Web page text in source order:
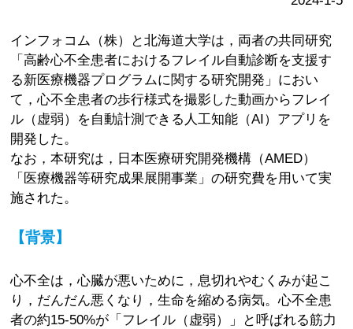
インフォコム（株）と北海道大学は，両者の共同研究
「高齢心不全患者におけるフレイル自動診断を支援す
る新医療機器プログラムに関する研究開発」におい
て，心不全患者の歩行様式を撮影した動画からフレイ
ル（虚弱）を自動計測できる人工知能（AI）アプリを
開発した。
なお，本研究は，日本医療研究開発機構（AMED）
「医療機器等研究成果展開事業」の研究費を用いて実
施された。
【背景】
心不全は，心臓が悪いために，息切れやむくみが起こ
り，だんだん悪くなり，生命を縮める病気。心不全患
者の約15-50%が「フレイル（虚弱）」と呼ばれる筋力